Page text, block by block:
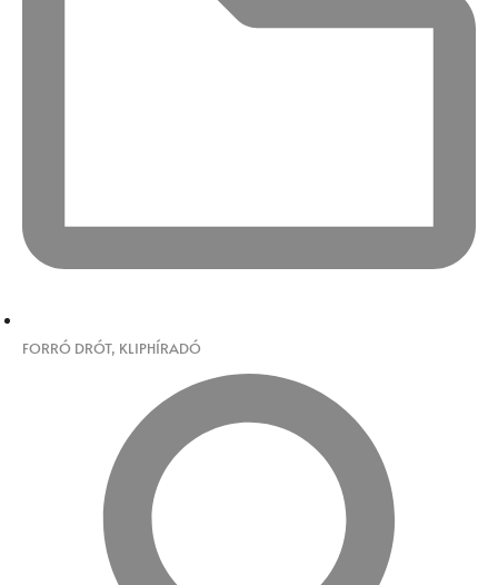
FORRÓ DRÓT, KLIPHÍRADÓ